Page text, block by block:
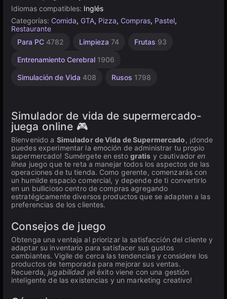
Idiomas compatibles: Inglés
Categorías: Comida, GTA, Pizza, Compras, Pastel,
Restaurante
Para PC 4782 Limpieza 74 Frutas 93
Entrenamiento Cerebral 1906
Simulación de Vida 408 Rusos 1798
Unity
línea
Simulador de vida de supermercado-
juega online 🎮
Bienvenido a Simulador de Vida de Supermercado, ¡donde
puedes experimentar la emoción de administrar tu propio
supermercado! Sumérgete en esto gratis y cautivadoren
línea juego que te reta a manejar todos los aspectos de las
operaciones de tu tienda. Como gerente, comenzarás con
un humilde espacio comercial, y depende de ti convertirlo
en un bullicioso centro de compras agregando
estratégicamente diversos productos que se adapten a las
preferencias de los clientes.
Consejos de juego
Obtenga una ventaja al priorizar la satisfacción del cliente y
adaptar su inventario para satisfacer sus gustos
cambiantes. Vigile de cerca las tendencias y considere los
productos de temporada para mejorar sus ventas.
Recuerda,jugabilidad ¡el éxito viene con una gestión
inteligente de las existencias y un marketing creativo!